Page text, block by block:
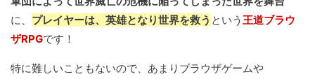
に、 プレイヤーは、英雄となり世界を救う という 王道ブラウ
ザRPGです！
特に難しいこともないので、あまりブラウザゲームや